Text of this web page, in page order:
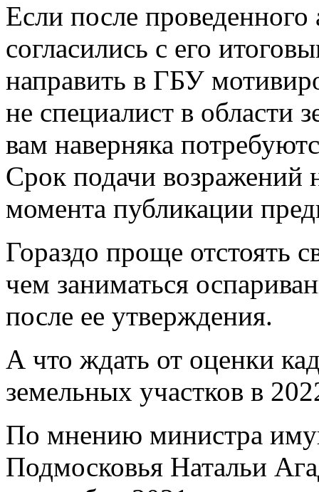
Если после
согласились с его
направить в ГБУ
не специалист в области
вам наверняка
Срок подачи возражений
момента публикации
Гораздо проще отстоять
чем заниматься
после ее утверждения.
А что ждать от оценки
земельных участков в
По мнению министра
Подмосковья Натальи